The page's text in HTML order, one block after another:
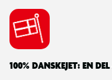
100% DANSKEJET: EN